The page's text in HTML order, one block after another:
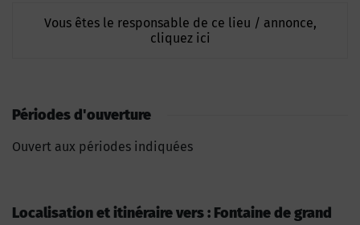
Vous êtes le responsable de ce lieu / annonce,
cliquez ici
Périodes d'ouverture
Ouvert aux périodes indiquées
Localisation et itinéraire vers : Fontaine de grand